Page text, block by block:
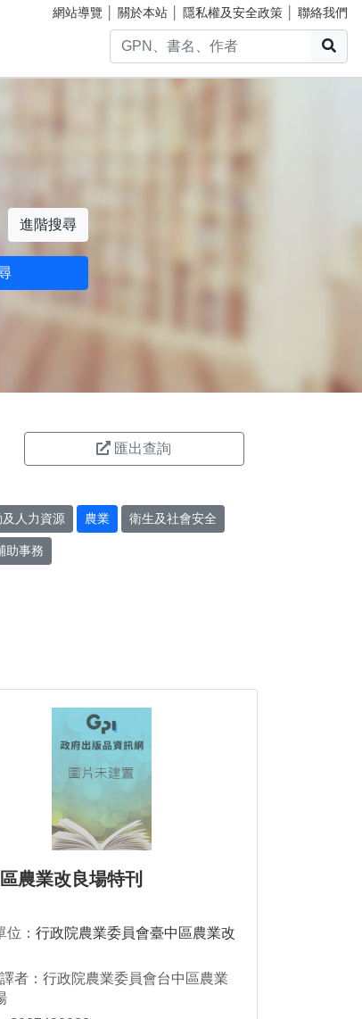
網站導覽 關於本站 隱私權及安全政策 聯絡我們
進階搜尋
匯出查詢
及人力資源 農業 衛生及社會安全
助事務
農業改良場特刊
位： 行政院農業委員會臺中區農業改
者：行政院農業委員會台中區農業